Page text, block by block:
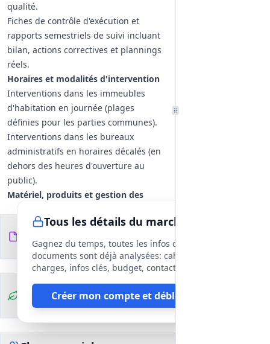
qualité.
Fiches de contrôle d'exécution et
rapports semestriels de suivi incluant
bilan, actions correctives et plannings
réels.
Horaires et modalités d'intervention
Interventions dans les immeubles
d'habitation en journée (plages
définies pour les parties communes).
Interventions dans les bureaux
administratifs en horaires décalés (en
dehors des heures d'ouverture au
public).
Matériel, produits et gestion des
Fourniture, gestion et traçabilité du
matériel et des produits d'entretien par
l'exécutant; fiches de données de
sécurité exigées.
Tri des déchets sur site et dépôt dans
conteneurs prévus, conformité aux
règles applicables.
Personnel et formation
Organisation et composition des
Tous les détails du marché
Gagnez du temps, toutes les infos des
documents sont déjà analysées: cahier des
charges, infos clés, budget, contact, etc
Créer mon compte et débloquer
Documents du
DCE
fichiers
Clauses
environnementales